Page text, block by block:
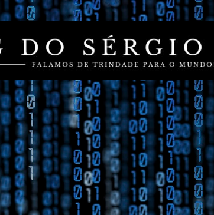
Pular para o conteúdo principal